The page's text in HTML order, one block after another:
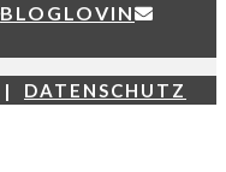
BLOGLOVIN
| DATENSCHUTZ